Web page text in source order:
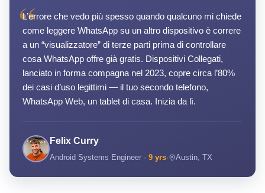
“
L’errore che vedo più spesso quando qualcuno mi chiede
come leggere WhatsApp su un altro dispositivo è correre
a un “visualizzatore” di terze parti prima di controllare
cosa WhatsApp offre già gratis. Dispositivi Collegati,
lanciato in forma compagna nel 2023, copre circa l’80%
dei casi d’uso legittimi — il tuo secondo telefono,
WhatsApp Web, un tablet di casa. Inizia da lì.
Felix Curry
Android Systems Engineer · 9 yrs· Austin, TX